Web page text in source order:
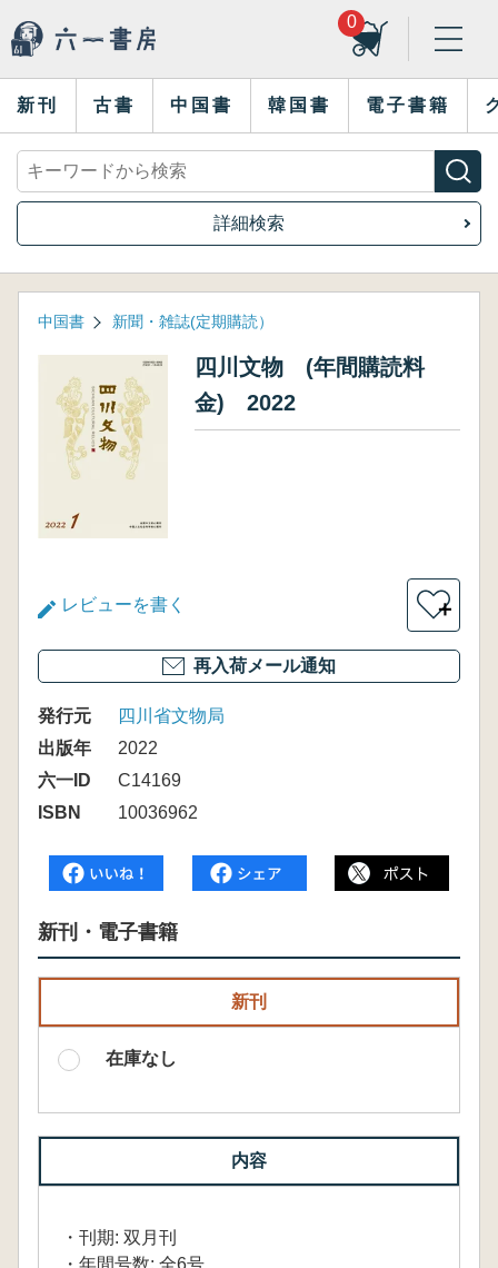
0
新刊 古書 中国書 韓国書 電子書籍
詳細検索
中国書 新聞・雑誌(定期購読）
四川文物 (年間購読料
金) 2022
レビューを書く ＋
再入荷メール通知
発行元
四川省文物局
出版年
2022
六一ID
C14169
ISBN
10036962
新刊・電子書籍
新刊
在庫なし
内容
・刊期: 双月刊
・年間号数: 全6号